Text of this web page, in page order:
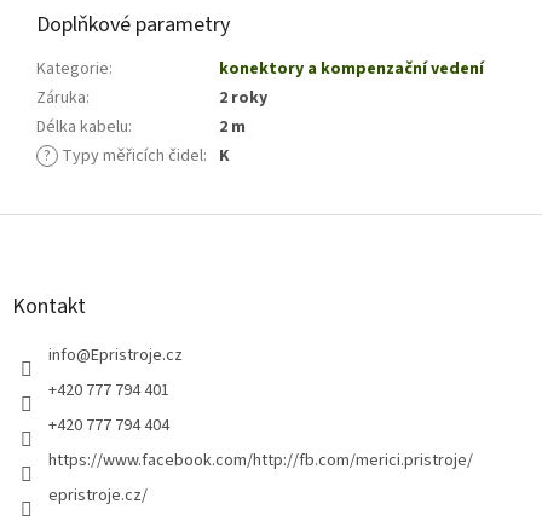
Doplňkové parametry
Kategorie:
konektory a kompenzační vedení
Záruka:
2 roky
Délka kabelu:
2 m
? Typy měřicích čidel: K
Z
Kontakt
info@Epristroje.cz
+420 777 794 401
+420 777 794 404
https://www.facebook.com/http://fb.com/merici.pristroje/
epristroje.cz/